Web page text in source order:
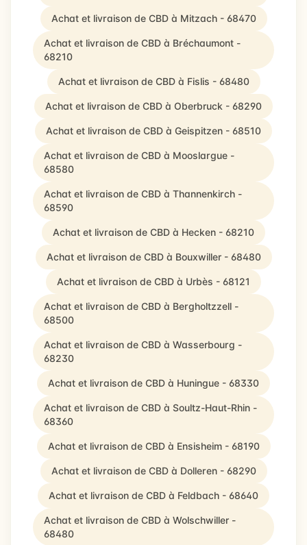
Achat et livraison de CBD à Mitzach - 68470
Achat et livraison de CBD à Bréchaumont -
68210
Achat et livraison de CBD à Fislis - 68480
Achat et livraison de CBD à Oberbruck - 68290
Achat et livraison de CBD à Geispitzen - 68510
Achat et livraison de CBD à Mooslargue -
68580
Achat et livraison de CBD à Thannenkirch -
68590
Achat et livraison de CBD à Hecken - 68210
Achat et livraison de CBD à Bouxwiller - 68480
Achat et livraison de CBD à Urbès - 68121
Achat et livraison de CBD à Bergholtzzell -
68500
Achat et livraison de CBD à Wasserbourg -
68230
Achat et livraison de CBD à Huningue - 68330
Achat et livraison de CBD à Soultz-Haut-Rhin -
68360
Achat et livraison de CBD à Ensisheim - 68190
Achat et livraison de CBD à Dolleren - 68290
Achat et livraison de CBD à Feldbach - 68640
Achat et livraison de CBD à Wolschwiller -
68480